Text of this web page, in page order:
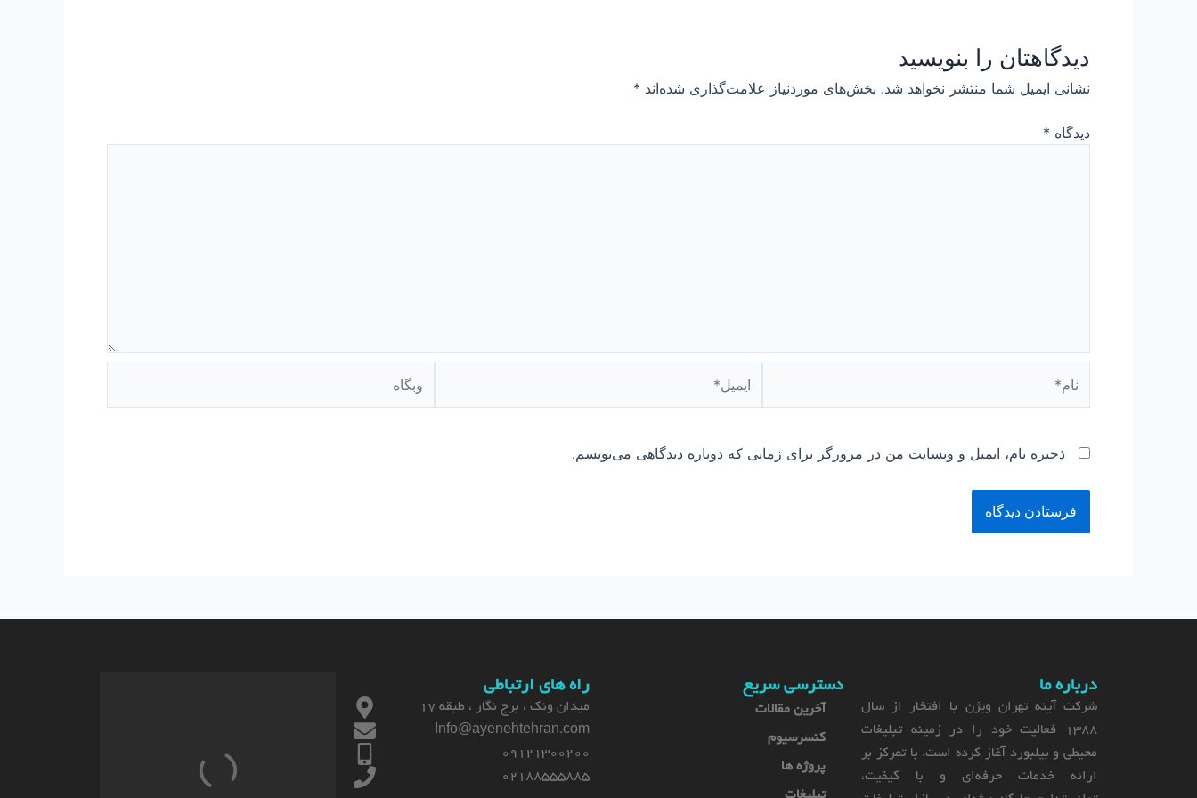
دیدگاهتان را بنویسید
نشانی ایمیل شما منتشر نخواهد شد. بخش‌های موردنیاز علامت‌گذاری شده‌اند *
دیدگاه *
ذخیره نام، ایمیل و وبسایت من در مرورگر برای زمانی که دوباره دیدگاهی می‌نویسم.
درباره ما
شرکت آینه تهران ویژن با افتخار از سال
1388 فعالیت خود را در زمینه تبلیغات
محیطی و بیلبورد آغاز کرده است. با تمرکز بر
ارائه خدمات حرفه‌ای و با کیفیت،
دسترسی سریع
آخرین مقالات
کنسرسیوم
پروژه ها
راه های ارتباطی
میدان ونک ، برج نگار ، طبقه 17
Info@ayenehtehran.com
09121300200
02188555885